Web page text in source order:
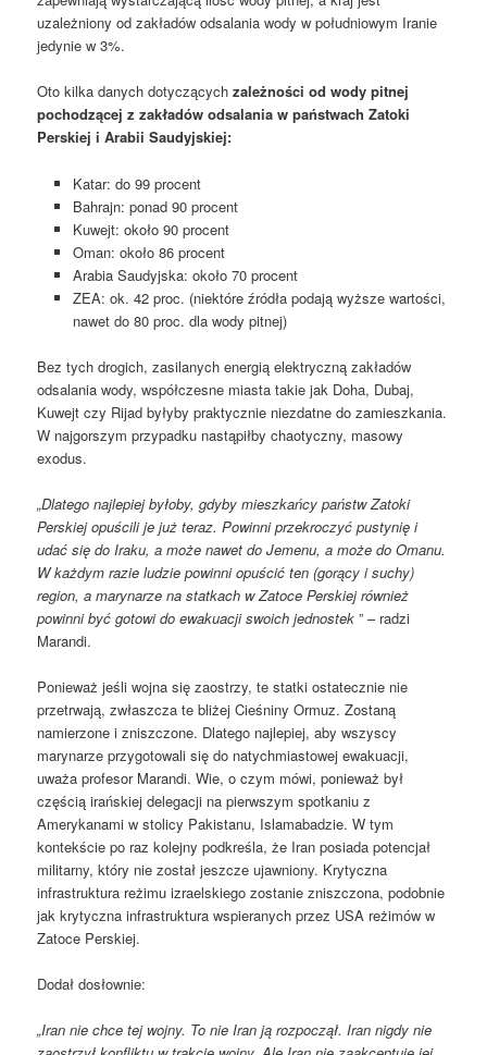
uzależniony od zakładów odsalania wody w południowym Iranie
jedynie w 3%.
Oto kilka danych dotyczącychzależności od wody pitnej
pochodzącej z zakładów odsalania w państwach Zatoki
Perskiej i Arabii Saudyjskiej:
Katar: do 99 procent
Bahrajn: ponad 90 procent
Kuwejt: około 90 procent
Oman: około 86 procent
Arabia Saudyjska: około 70 procent
ZEA: ok. 42 proc. (niektóre źródła podają wyższe wartości,
nawet do 80 proc. dla wody pitnej)
Bez tych drogich, zasilanych energią elektryczną zakładów
odsalania wody, współczesne miasta takie jak Doha, Dubaj,
Kuwejt czy Rijad byłyby praktycznie niezdatne do zamieszkania.
W najgorszym przypadku nastąpiłby chaotyczny, masowy
exodus.
„Dlatego najlepiej byłoby, gdyby mieszkańcy państw Zatoki
Perskiej opuścili je już teraz. Powinni przekroczyć pustynię i
udać się do Iraku, a może nawet do Jemenu, a może do Omanu.
W każdym razie ludzie powinni opuścić ten (gorący i suchy)
region, a marynarze na statkach w Zatoce Perskiej również
powinni być gotowi do ewakuacji swoich jednostek ” – radzi
Marandi.
Ponieważ jeśli wojna się zaostrzy, te statki ostatecznie nie
przetrwają, zwłaszcza te bliżej Cieśniny Ormuz. Zostaną
namierzone i zniszczone. Dlatego najlepiej, aby wszyscy
marynarze przygotowali się do natychmiastowej ewakuacji,
uważa profesor Marandi. Wie, o czym mówi, ponieważ był
częścią irańskiej delegacji na pierwszym spotkaniu z
Amerykanami w stolicy Pakistanu, Islamabadzie. W tym
kontekście po raz kolejny podkreśla, że ​​Iran posiada potencjał
militarny, który nie został jeszcze ujawniony. Krytyczna
infrastruktura reżimu izraelskiego zostanie zniszczona, podobnie
jak krytyczna infrastruktura wspieranych przez USA reżimów w
Zatoce Perskiej.
Dodał dosłownie:
„Iran nie chce tej wojny. To nie Iran ją rozpoczął. Iran nigdy nie